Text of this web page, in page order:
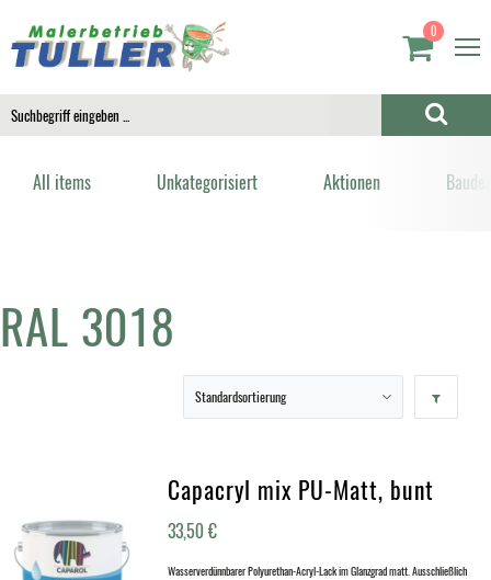
0
All items Unkategorisiert Aktionen
RAL 3018
Capacryl mix PU-Matt, bunt
33,50€
Wasserverdünnbarer Polyurethan-Acryl-Lack im Glanzgrad matt. Ausschließlich